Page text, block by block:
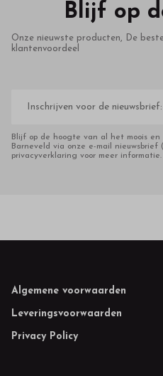
Blijf op
Onze nieuwste producten, De
klantenvoordeel
mailadres
Blijf op de hoogte van al het moois
Barneveld via onze e-mail nieuwsbrief
privacyverklaring voor meer informatie.
Footer
Algemene voorwaarden
Leveringsvoorwaarden
Privacy Policy